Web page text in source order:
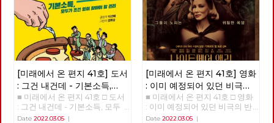
[미래에서 온 편지 41호] 도서
: 그건 내건데 - 기본소득,
모두가 차별없이 찾아야 할
권리
■ 미래에서 온 편지 41호 □ 도서
: 그건 내건데 - 기본소득, 모두
가 차별없이 찾아야 할 권리
Date 2022.03.05 |
[미래에서 온 편지 41호] 영화
: 이미 예정되어 있던 비극의
반복 – 나이트메어 앨리
■ 미래에서 온 편지 41호 □ 영화
: 이미 예정되어 있던 비극의 반
복 – 나이트메어 앨리 >>>>>>
Date 2022.03.05|